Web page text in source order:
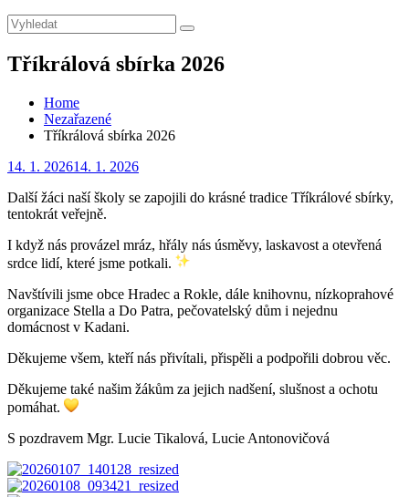
Search
for:
Search
Tříkrálová sbírka 2026
Home
Nezařazené
Tříkrálová sbírka 2026
Posted
14. 1. 202614. 1. 2026
Další žáci naší školy se zapojili do krásné tradice Tříkrálové sbírky,
tentokrát veřejně.
I když nás provázel mráz, hřály nás úsměvy, laskavost a otevřená
srdce lidí, které jsme potkali.
Navštívili jsme obce Hradec a Rokle, dále knihovnu, nízkoprahové
organizace Stella a Do Patra, pečovatelský dům i nejednu
domácnost v Kadani.
Děkujeme všem, kteří nás přivítali, přispěli a podpořili dobrou věc.
Děkujeme také našim žákům za jejich nadšení, slušnost a ochotu
pomáhat.
S pozdravem Mgr. Lucie Tikalová, Lucie Antonovičová